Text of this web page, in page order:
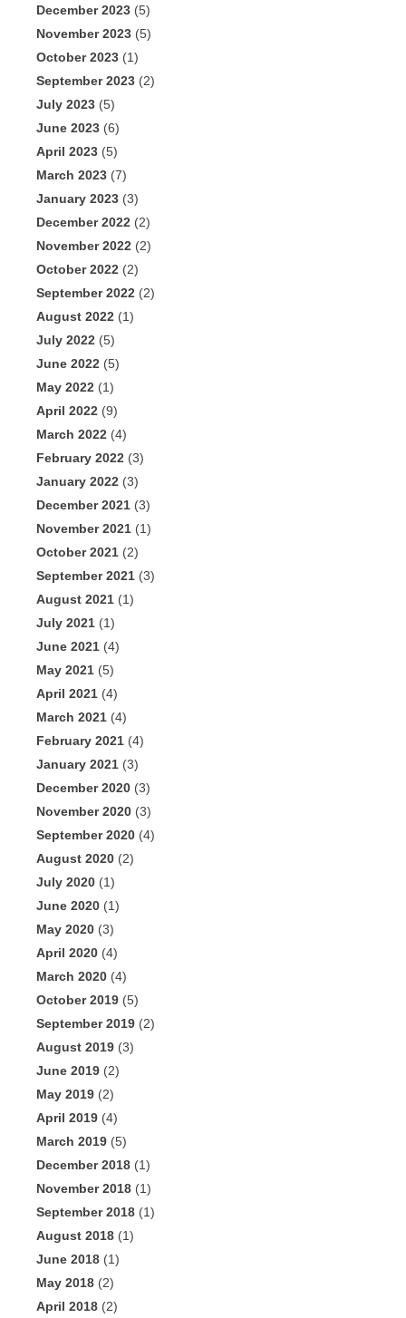
December 2023 (5)
November 2023 (5)
October 2023 (1)
September 2023 (2)
July 2023 (5)
June 2023 (6)
April 2023 (5)
March 2023 (7)
January 2023 (3)
December 2022 (2)
November 2022 (2)
October 2022 (2)
September 2022 (2)
August 2022 (1)
July 2022 (5)
June 2022 (5)
May 2022 (1)
April 2022 (9)
March 2022 (4)
February 2022 (3)
January 2022 (3)
December 2021 (3)
November 2021 (1)
October 2021 (2)
September 2021 (3)
August 2021 (1)
July 2021 (1)
June 2021 (4)
May 2021 (5)
April 2021 (4)
March 2021 (4)
February 2021 (4)
January 2021 (3)
December 2020 (3)
November 2020 (3)
September 2020 (4)
August 2020 (2)
July 2020 (1)
June 2020 (1)
May 2020 (3)
April 2020 (4)
March 2020 (4)
October 2019 (5)
September 2019 (2)
August 2019 (3)
June 2019 (2)
May 2019 (2)
April 2019 (4)
March 2019 (5)
December 2018 (1)
November 2018 (1)
September 2018 (1)
August 2018 (1)
June 2018 (1)
May 2018 (2)
April 2018 (2)